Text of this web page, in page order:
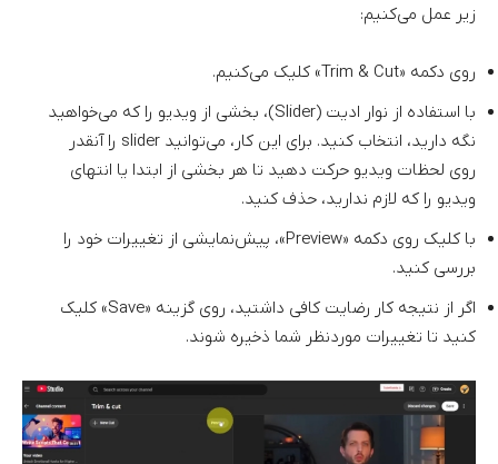
زیر عمل می‌کنیم:
روی دکمه «Trim & Cut» کلیک می‌کنیم.
با استفاده از نوار ادیت (Slider)، بخشی از ویدیو را که می‌خواهید
نگه دارید، انتخاب کنید. برای این کار، می‌توانید slider را آنقدر
روی لحظات ویدیو حرکت دهید تا هر بخشی از ابتدا یا انتهای
ویدیو را که لازم ندارید، حذف کنید.
با کلیک روی دکمه «Preview»، پیش‌نمایشی از تغییرات خود را
بررسی کنید.
اگر از نتیجه کار رضایت کافی داشتید، روی گزینه «Save» کلیک
کنید تا تغییرات موردنظر شما ذخیره شوند.